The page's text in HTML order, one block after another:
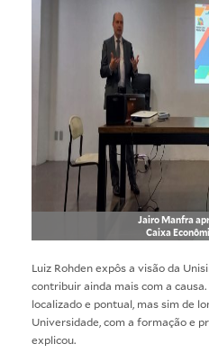
Jairo Manfra
Caixa
Luiz Rohden expôs a visão da
contribuir ainda mais com a
localizado e pontual, mas sim de
Universidade, com a formação e
explicou.